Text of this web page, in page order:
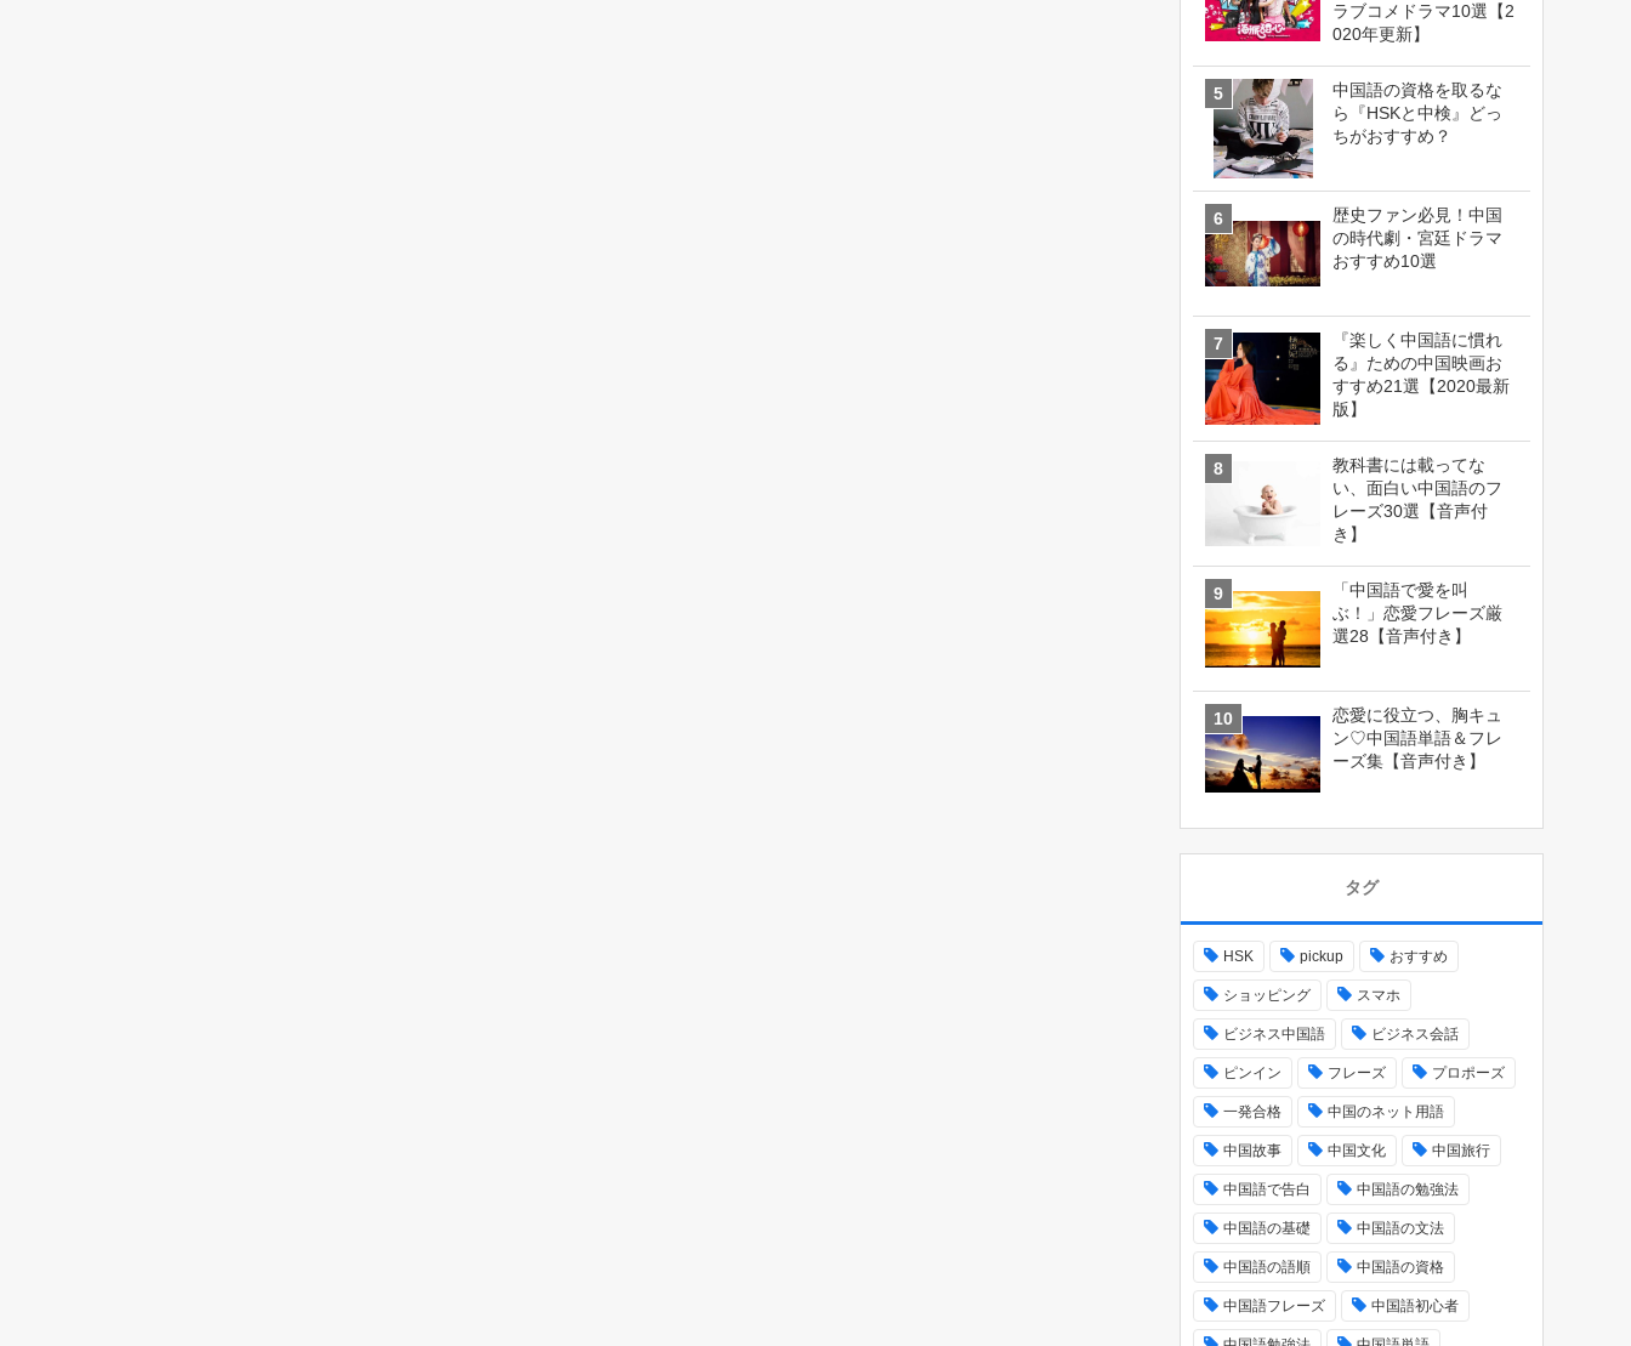
ラブコメドラマ10選【2
020年更新】
中国語の資格を取るな
ら『HSKと中検』どっ
ちがおすすめ？
歴史ファン必見！中国
の時代劇・宮廷ドラマ
おすすめ10選
『楽しく中国語に慣れ
る』ための中国映画お
すすめ21選【2020最新
版】
教科書には載ってな
い、面白い中国語のフ
レーズ30選【音声付
き】
「中国語で愛を叫
ぶ！」恋愛フレーズ厳
選28【音声付き】
恋愛に役立つ、胸キュ
ン♡中国語単語＆フレ
ーズ集【音声付き】
タグ
HSK pickup おすすめ
ショッピング スマホ
ビジネス中国語 ビジネス会話
ピンイン フレーズ プロポーズ
一発合格 中国のネット用語
中国故事 中国文化 中国旅行
中国語で告白 中国語の勉強法
中国語の基礎 中国語の文法
中国語の語順 中国語の資格
中国語フレーズ 中国語初心者